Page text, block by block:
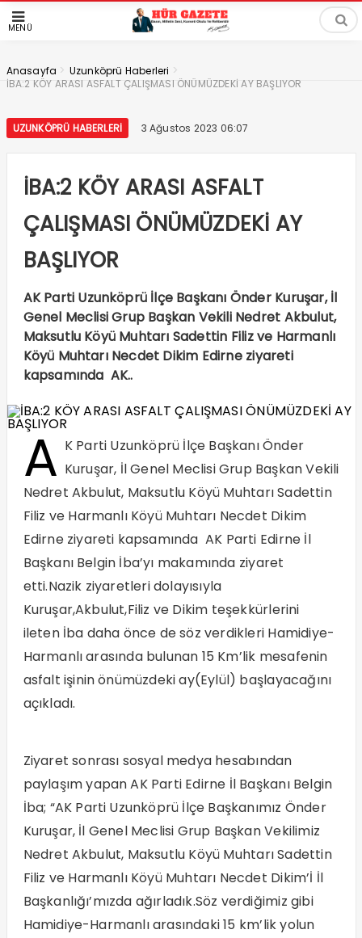
MENÜ
Anasayfa > Uzunköprü Haberleri >
İBA:2 KÖY ARASI ASFALT ÇALIŞMASI ÖNÜMÜZDEKİ AY BAŞLIYOR
UZUNKÖPRÜ HABERLERI 3 Ağustos 2023 06:07
İBA:2 KÖY ARASI ASFALT
ÇALIŞMASI ÖNÜMÜZDEKİ AY
BAŞLIYOR
AK Parti Uzunköprü İlçe Başkanı Önder Kuruşar, İl
Genel Meclisi Grup Başkan Vekili Nedret Akbulut,
Maksutlu Köyü Muhtarı Sadettin Filiz ve Harmanlı
Köyü Muhtarı Necdet Dikim Edirne ziyareti
kapsamında AK..
A K Parti Uzunköprü İlçe Başkanı Önder
Kuruşar, İl Genel Meclisi Grup Başkan Vekili
Nedret Akbulut, Maksutlu Köyü Muhtarı Sadettin
Filiz ve Harmanlı Köyü Muhtarı Necdet Dikim
Edirne ziyareti kapsamında AK Parti Edirne İl
Başkanı Belgin İba’yı makamında ziyaret
etti.Nazik ziyaretleri dolayısıyla
Kuruşar,Akbulut,Filiz ve Dikim teşekkürlerini
ileten İba daha önce de söz verdikleri Hamidiye-
Harmanlı arasında bulunan 15 Km’lik mesafenin
asfalt işinin önümüzdeki ay(Eylül) başlayacağını
açıkladı.
Ziyaret sonrası sosyal medya hesabından
paylaşım yapan AK Parti Edirne İl Başkanı Belgin
İba; “AK Parti Uzunköprü İlçe Başkanımız Önder
Kuruşar, İl Genel Meclisi Grup Başkan Vekilimiz
Nedret Akbulut, Maksutlu Köyü Muhtarı Sadettin
Filiz ve Harmanlı Köyü Muhtarı Necdet Dikim’İ İl
Başkanlığı’mızda ağırladık.Söz verdiğimiz gibi
Hamidiye-Harmanlı arasındaki 15 km’lik yolun